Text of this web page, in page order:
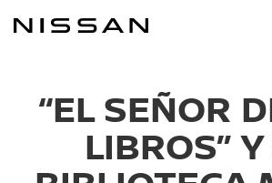
“EL SEÑOR
LIBROS”